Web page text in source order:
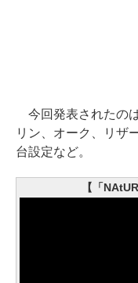
今回発表されたの
リン、オーク、リザ
台設定など。
【「